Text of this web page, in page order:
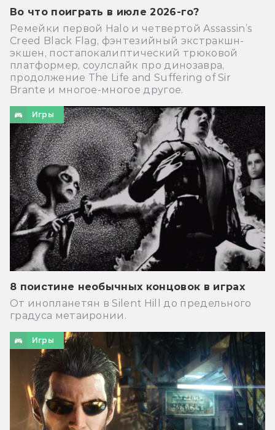
Во что поиграть в июле 2026-го?
Ремейки первой Halo и четвертой Assassin’s
Creed Black Flag, фэнтезийный экстракшн-
экшен, постапокалиптический трюковой
платформер, соулслайк про динозавра,
продолжение The Life and Suffering of Sir
Brante и многое-многое другое.
Игры
8 поистине необычных концовок в играх
От инопланетян в Silent Hill до предельного
градуса метаиронии.
Игры